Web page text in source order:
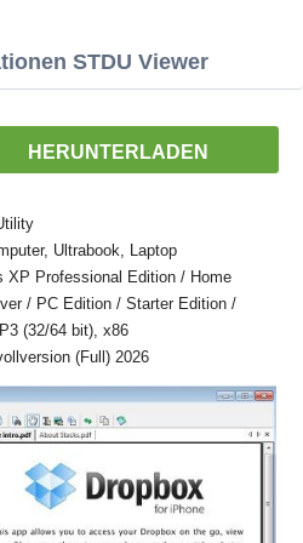
STDU Viewer
HERUNTERLADEN
Ultrabook, Laptop
XP Professional Edition / Home
/ PC Edition / Starter Edition /
(32/64 bit), x86
(Full) 2026